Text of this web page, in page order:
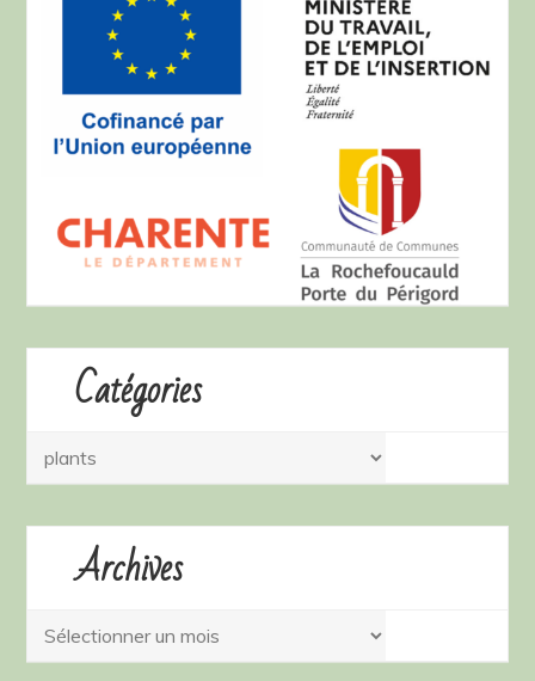
Catégories
Catégories
Archives
Archives